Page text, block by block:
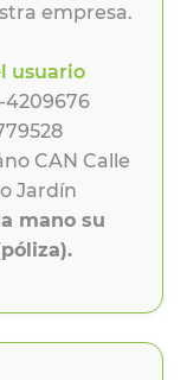
empresa.
usuario
4209676
CAN Calle
Jardín
mano su